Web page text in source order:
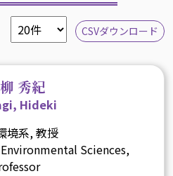
CSVダウンロード
秀紀
Hideki
境系, 教授
Sciences,